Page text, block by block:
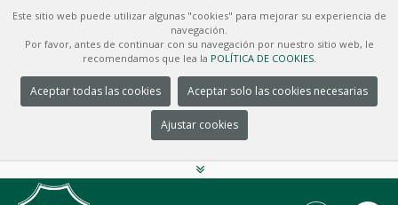
Este sitio web puede utilizar algunas "cookies" para mejorar su experiencia de
navegación.
Por favor, antes de continuar con su navegación por nuestro sitio web, le
recomendamos que lea la POLÍTICA DE COOKIES.
Aceptar todas las cookies Aceptar solo las cookies necesarias
Ajustar cookies